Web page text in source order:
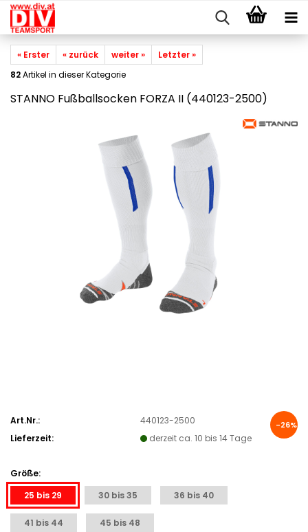
« Erster « zurück weiter »
Letzter »
82Artikel in dieser Kategorie
STANNO Fußballsocken FORZA II (440123-2500)
-26%
Art.Nr.:
440123-2500
Lieferzeit:
derzeit ca. 10 bis 14 Tage
Größe:
25 bis 29
30 bis 35 36 bis 40
41 bis 44 45 bis 48